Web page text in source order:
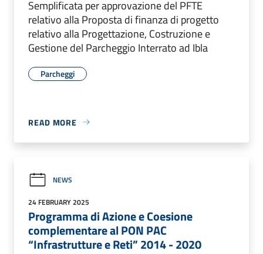
Semplificata per approvazione del PFTE
relativo alla Proposta di finanza di progetto
relativo alla Progettazione, Costruzione e
Gestione del Parcheggio Interrato ad Ibla
Parcheggi
READ MORE
NEWS
24 FEBRUARY 2025
Programma di Azione e Coesione
complementare al PON PAC
“Infrastrutture e Reti” 2014 - 2020